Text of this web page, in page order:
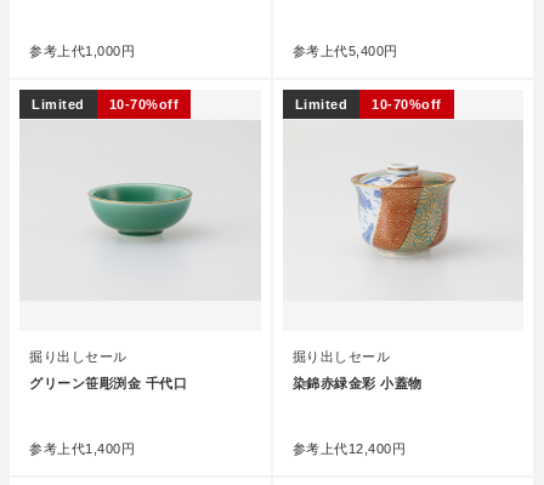
参考上代1,000円 参考上代5,400円
掘り出しセール
グリーン笹彫渕金 千代口
参考上代1,400円
Limited 10-70%off
掘り出しセール
染錦赤緑金彩 小蓋物
参考上代12,400円
Limited 10-70%off